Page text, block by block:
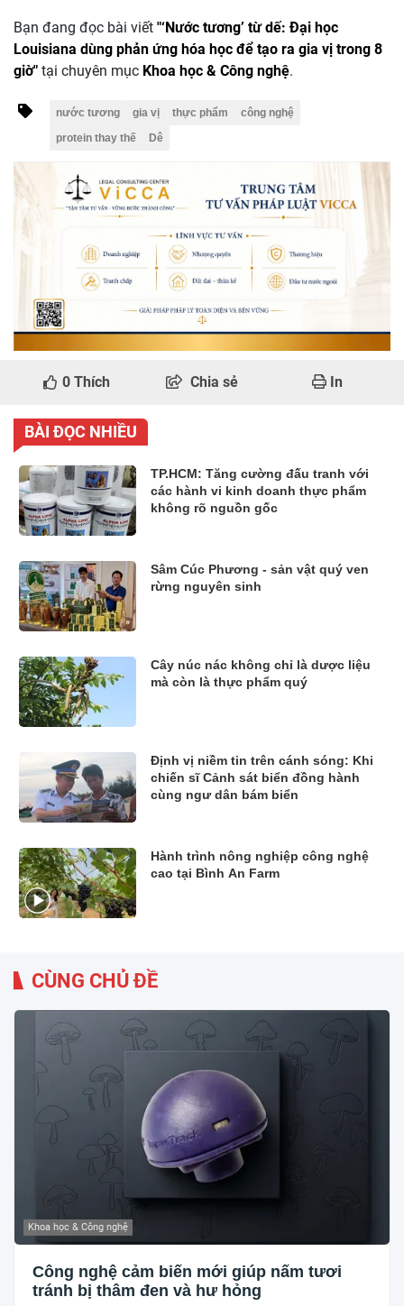
Bạn đang đọc bài viết "‘Nước tương’ từ dế: Đại học
Louisiana dùng phản ứng hóa học để tạo ra gia vị trong 8
giờ" tại chuyên mục Khoa học & Công nghệ.
nước tương gia vị thực phẩm
công nghệ
protein thay thế
Dê
0 Thích Chia sẻ In
BÀI ĐỌC NHIỀU
TP.HCM: Tăng cường đấu tranh với
các hành vi kinh doanh thực phẩm
không rõ nguồn gốc
Sâm Cúc Phương - sản vật quý ven
rừng nguyên sinh
Cây núc nác không chỉ là dược liệu
mà còn là thực phẩm quý
Định vị niềm tin trên cánh sóng: Khi
chiến sĩ Cảnh sát biển đồng hành
cùng ngư dân bám biển
Hành trình nông nghiệp công nghệ
cao tại Bình An Farm
CÙNG CHỦ ĐỀ
Khoa học & Công nghệ
Công nghệ cảm biến mới giúp nấm tươi
tránh bị thâm đen và hư hỏng